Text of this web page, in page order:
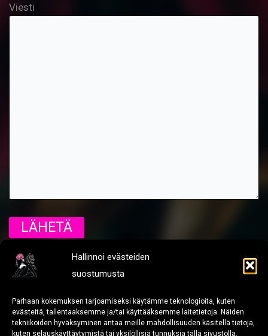
Hallinnoi evästeiden
suostumusta
Parhaan kokemuksen tarjoamiseksi käytämme teknologioita, kuten
evästeitä, tallentaaksemme ja/tai käyttääksemme laitetietoja. Näiden
tekniikoiden hyväksyminen antaa meille mahdollisuuden käsitellä tietoja,
kuten selauskäyttäytymistä tai yksilöllisiä tunnuksia tällä sivustolla.
Viesti
[Tietosuoja ja rekisteriseloste]
[Y-Tunnus: 3108310-1]